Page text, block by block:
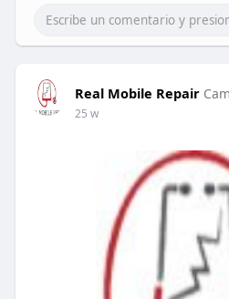
Real Mobile Repair
25 w